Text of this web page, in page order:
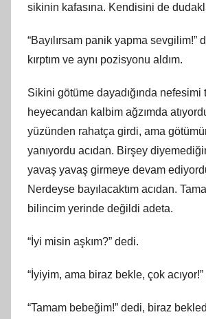
sikinin kafasına. Kendisini de
“Bayılırsam panik yapma sevgilim!”
kırptım ve aynı pozisyonu aldım.
Sikini götüme dayadığında nefesimi
heyecandan kalbim ağzımda
yüzünden rahatça girdi, ama
yanıyordu acıdan. Birşey
yavaş yavaş girmeye devam
Nerdeyse bayılacaktım acıdan.
bilincim yerinde değildi adeta.
“İyi misin aşkım?” dedi.
“İyiyim, ama biraz bekle, çok
“Tamam bebeğim!” dedi, biraz